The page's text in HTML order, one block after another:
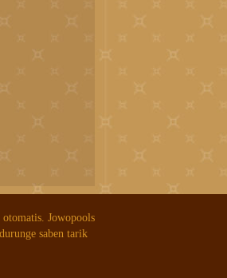
Jowopools
saben tarik